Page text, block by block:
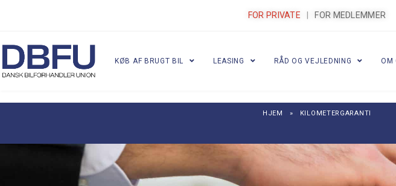
FOR PRIVATE FOR MEDLEMMER
KØB AF BRUGT BIL LEASING RÅD OG VEJLEDNING OM
HJEM » KILOMETERGARANTI